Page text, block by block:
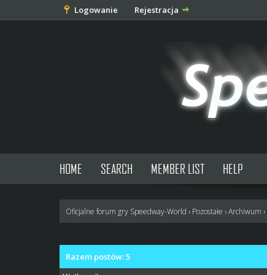
Logowanie Rejestracja
HOME SEARCH MEMBER LIST HELP
Oficjalne forum gry Speedway-World › Pozostałe ›Archiwum ›
Razem postów: 5